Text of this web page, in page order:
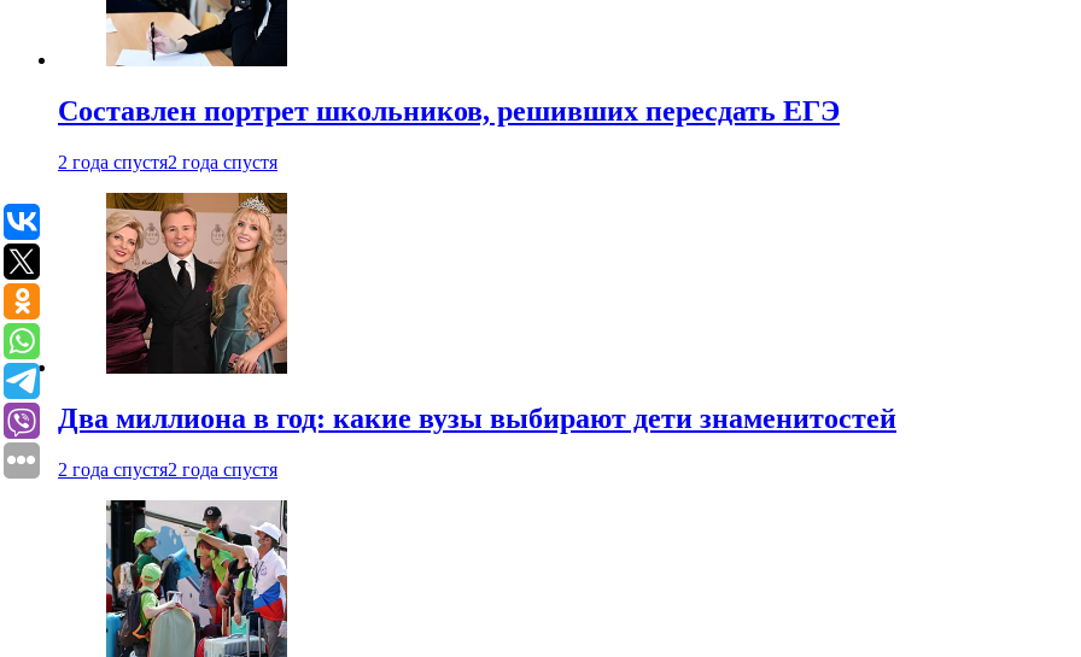
Составлен портрет школьников, решивших пересдать ЕГЭ
2 года спустя2 года спустя
Два миллиона в год: какие вузы выбирают дети знаменитостей
2 года спустя2 года спустя